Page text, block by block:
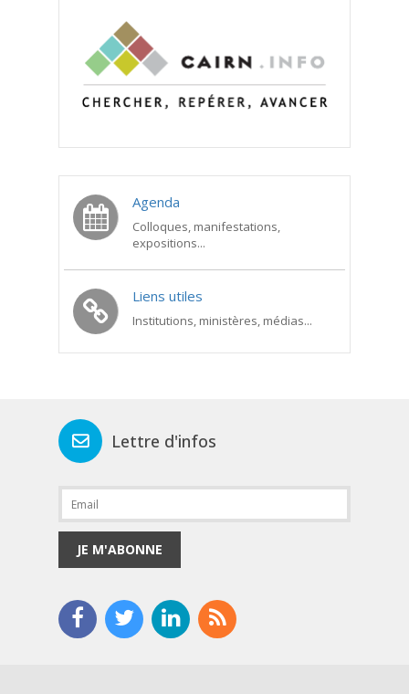
Agenda
Colloques, manifestations,
expositions...
Liens utiles
Institutions, ministères, médias...
Lettre d'infos
JE M'ABONNE